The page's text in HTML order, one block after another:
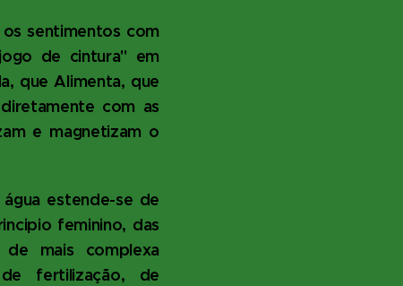
sentimentos com
de cintura" em
que Alimenta, que
com as
e magnetizam o
estende-se de
feminino, das
mais complexa
fertilização, de